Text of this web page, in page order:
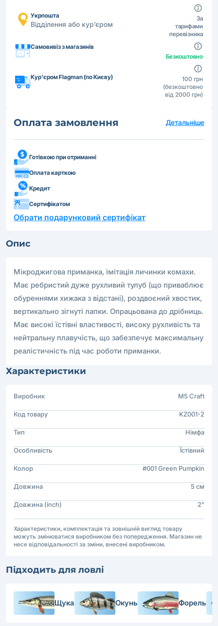
Укрпошта
Відділення або кур’єром
За
тарифами
перевізника
Самовивіз з магазинів
Безкоштовно
Кур'єром Flagman (по Києву)
100 грн
(безкоштовно
від 2000 грн)
Оплата замовлення Детальніше
Готівкою при отриманні
Оплата карткою
Кредит
Сертифікатом
Обрати подарунковий сертифікат
Опис
Мікроджигова приманка, імітація личинки комахи.
Має ребристий дуже рухливий тулуб (що приваблює
обуреннями хижака з відстані), роздвоєний хвостик,
вертикально зігнуті лапки. Опрацьована до дрібниць.
Має високі їстівні властивості, високу рухливість та
нейтральну плавучість, що забезпечує максимальну
реалістичність під час роботи приманки.
Характеристики
Виробник M5 Craft
Код товару KZ001-2
Тип Німфа
Особливість Їстівний
Колор #001 Green Pumpkin
Довжина 5 см
Довжина (inch) 2"
Характеристики, комплектація та зовнішній вигляд товару
можуть змінюватися виробником без попередження. Магазин не
несе відповідальності за зміни, внесені виробником.
Підходить для ловлі
Щука Окунь Форель